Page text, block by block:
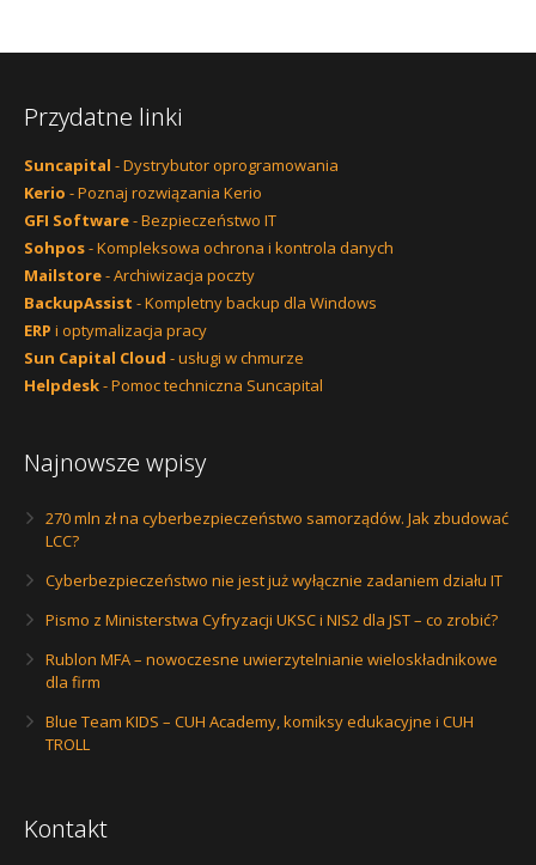
Przydatne linki
Suncapital - Dystrybutor oprogramowania
Kerio - Poznaj rozwiązania Kerio
GFI Software- Bezpieczeństwo IT
Sohpos- Kompleksowa ochrona i kontrola danych
Mailstore- Archiwizacja poczty
BackupAssist - Kompletny backup dla Windows
ERP i optymalizacja pracy
Sun Capital Cloud - usługi w chmurze
Helpdesk- Pomoc techniczna Suncapital
Najnowsze wpisy
270 mln zł na cyberbezpieczeństwo samorządów. Jak zbudować
LCC?
Cyberbezpieczeństwo nie jest już wyłącznie zadaniem działu IT
Pismo z Ministerstwa Cyfryzacji UKSC i NIS2 dla JST – co zrobić?
Rublon MFA – nowoczesne uwierzytelnianie wieloskładnikowe
dla firm
Blue Team KIDS – CUH Academy, komiksy edukacyjne i CUH
TROLL
Kontakt